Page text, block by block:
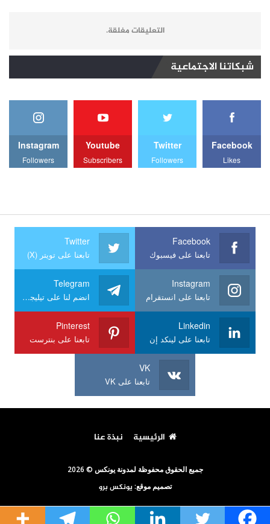
التعليقات مغلقة.
شبكاتنا الاجتماعية
Facebook
Likes
Twitter
Followers
Youtube
Subscribers
Instagram
Followers
Facebook
تابعنا على فيسبوك
Twitter
تابعنا على تويتر (X)
Instagram
تابعنا على انستقرام
Telegram
انضم لنا على تيليجرام
Linkedin
تابعنا على لينكد إن
Pinterest
تابعنا على بنترست
VK
تابعنا على VK
الرئيسية نبذة عنا
جميع الحقوق محفوظة لمدونة يونكس © 2026
تصميم موقع: يونكس برو